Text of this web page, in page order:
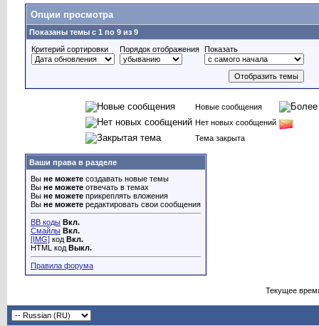
Опции просмотра
Показаны темы с 1 по 9 из 9
Критерий сортировки
Порядок отображения Показать
Новые сообщения
Нет новых сообщений
Тема закрыта
Ваши права в разделе
Вы не можете создавать новые темы
Вы не можете отвечать в темах
Вы не можете прикреплять вложения
Вы не можете редактировать свои сообщения
BB коды Вкл.
Смайлы Вкл.
[IMG] код Вкл.
HTML код Выкл.
Правила форума
Текущее